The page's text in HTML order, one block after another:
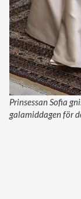
Prinsessan Sofia
galamiddagen för